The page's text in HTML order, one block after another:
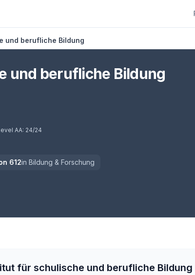
und berufliche Bildung
und berufliche Bildung
AA: 24/24
612in Bildung & Forschung
für schulische und berufliche Bildung